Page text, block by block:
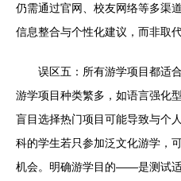
仍需通过官网、校友网络等多渠
信息整合与个性化建议，而非取
误区五：所有游学项目都适
游学项目种类繁多，如语言强化
盲目选择热门项目可能导致与个
科的学生若只参加泛文化游学，
机会。明确游学目的——是测试